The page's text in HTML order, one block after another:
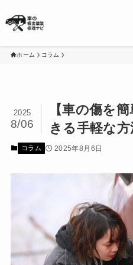
ホーム コラム
【車の傷を
きる手軽な方
2025
8/06
コラム 2025年8月6日